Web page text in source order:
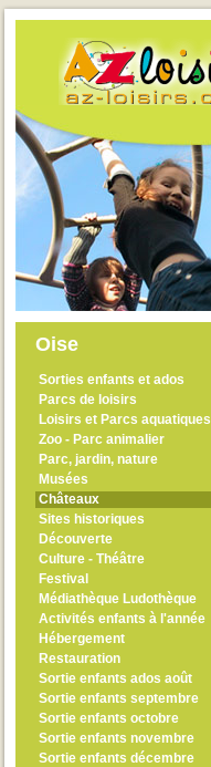
Oise
Sorties enfants et ados
Parcs de loisirs
Loisirs et Parcs aquatiques
Zoo - Parc animalier
Parc, jardin, nature
Musées
Châteaux
Sites historiques
Découverte
Culture - Théâtre
Festival
Médiathèque Ludothèque
Activités enfants à l'année
Hébergement
Restauration
Sortie enfants ados août
Sortie enfants septembre
Sortie enfants octobre
Sortie enfants novembre
Sortie enfants décembre